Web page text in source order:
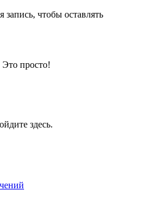
чтобы оставлять
Это просто!
здесь.